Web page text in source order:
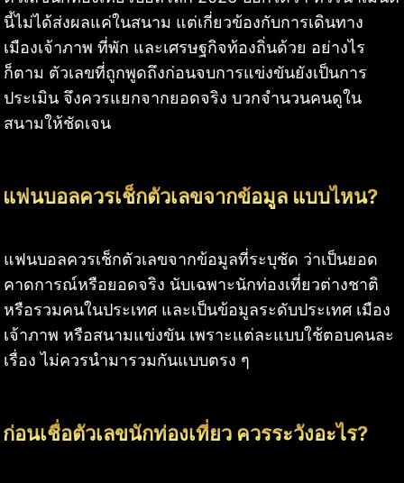
นี้ไม่ได้ส่งผลแค่ในสนาม แต่เกี่ยวข้องกับการเดินทาง
เมืองเจ้าภาพ ที่พัก และเศรษฐกิจท้องถิ่นด้วย อย่างไร
ก็ตาม ตัวเลขที่ถูกพูดถึงก่อนจบการแข่งขันยังเป็นการ
ประเมิน จึงควรแยกจากยอดจริง บวกจำนวนคนดูใน
สนามให้ชัดเจน
แฟนบอลควรเช็กตัวเลขจากข้อมูล แบบไหน?
แฟนบอลควรเช็กตัวเลขจากข้อมูลที่ระบุชัด ว่าเป็นยอด
คาดการณ์หรือยอดจริง นับเฉพาะนักท่องเที่ยวต่างชาติ
หรือรวมคนในประเทศ และเป็นข้อมูลระดับประเทศ เมือง
เจ้าภาพ หรือสนามแข่งขัน เพราะแต่ละแบบใช้ตอบคนละ
เรื่อง ไม่ควรนำมารวมกันแบบตรง ๆ
ก่อนเชื่อตัวเลขนักท่องเที่ยว ควรระวังอะไร?